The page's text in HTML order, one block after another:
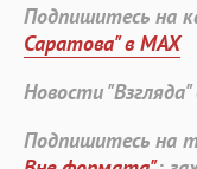
Подпишитесь на
Саратова" в MAX
Новости
Подпишитесь на